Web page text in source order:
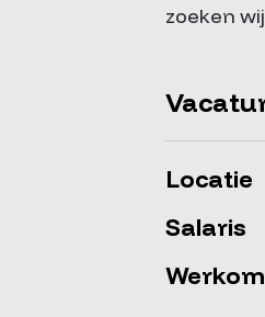
zoeken
Locatie
Salaris